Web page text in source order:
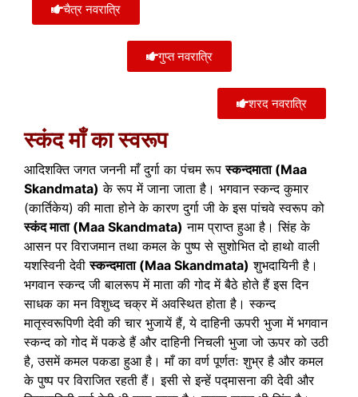
चैत्र नवरात्रि
गुप्त नवरात्रि
शरद नवरात्रि
स्कंद माँ का स्वरूप
आदिशक्ति जगत जननी माँ दुर्गा का पंचम रूपस्कन्दमाता (Maa
Skandmata) के रूप में जाना जाता है। भगवान स्कन्द कुमार
(कार्तिकेय) की माता होने के कारण दुर्गा जी के इस पांचवे स्वरूप को
स्कंद माता (Maa Skandmata) नाम प्राप्त हुआ है। सिंह के
आसन पर विराजमान तथा कमल के पुष्प से सुशोभित दो हाथो वाली
यशस्विनी देवीस्कन्दमाता (Maa Skandmata) शुभदायिनी है।
भगवान स्कन्द जी बालरूप में माता की गोद में बैठे होते हैं इस दिन
साधक का मन विशुध्द चक्र में अवस्थित होता है। स्कन्द
मातृस्वरूपिणी देवी की चार भुजायें हैं, ये दाहिनी ऊपरी भुजा में भगवान
स्कन्द को गोद में पकडे हैं और दाहिनी निचली भुजा जो ऊपर को उठी
है, उसमें कमल पकडा हुआ है। माँ का वर्ण पूर्णतः शुभ्र है और कमल
के पुष्प पर विराजित रहती हैं। इसी से इन्हें पद्मासना की देवी और